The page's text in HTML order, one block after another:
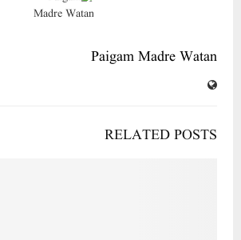
Paigam Madre Watan
RELATED POSTS